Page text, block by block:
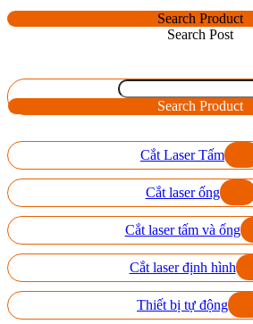
Search Product
Search Post
Search Product
Cắt Laser Tấm
Cắt laser ống
Cắt laser tấm và ống
Cắt laser định hình
Thiết bị tự động